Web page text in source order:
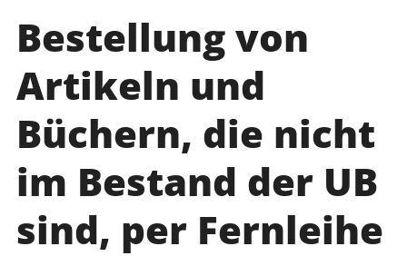
Bestellung von
Artikeln und
Büchern, die nicht
im Bestand der UB
sind, per Fernleihe